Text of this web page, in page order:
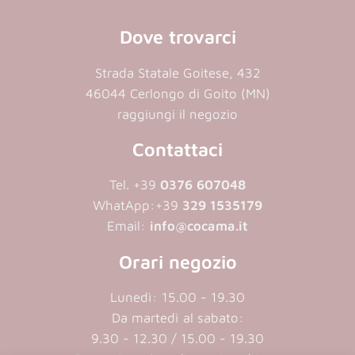
Dove trovarci
Strada Statale Goitese, 432
46044 Cerlongo di Goito (MN)
raggiungi il negozio
Contattaci
Tel. +39 0376 607048
WhatApp: +39 329 1535179
Email: info@cocama.it
Orari negozio
Lunedì: 15.00 - 19.30
Da martedì al sabato:
9.30 - 12.30 / 15.00 - 19.30